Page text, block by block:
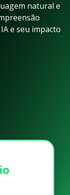
natural e
e seu impacto